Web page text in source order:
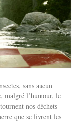
sans aucun
malgré l’humour, le
nos déchets
que se livrent les